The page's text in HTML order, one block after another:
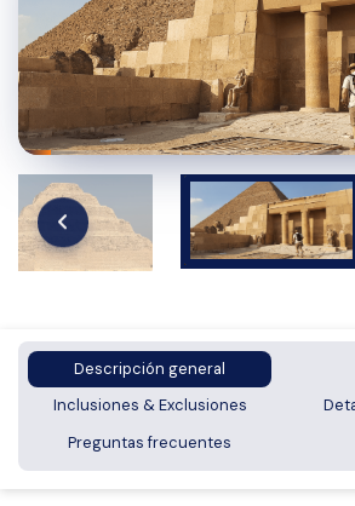
Descripción general
Inclusiones & Exclusiones
Preguntas frecuentes